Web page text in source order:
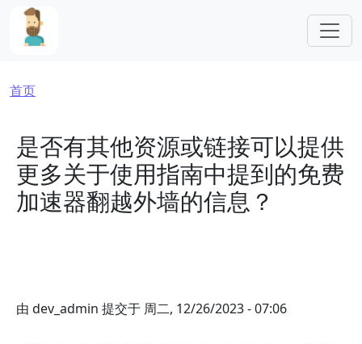
跳转到主要内容
面包屑
首页
是否有其他资源或链接可以提供
更多关于使用指南中提到的免费
加速器翻越外墙的信息？
由 dev_admin 提交于 周二, 12/26/2023 - 07:06